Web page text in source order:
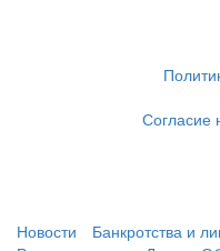
Согласие
Новости Банкротства и